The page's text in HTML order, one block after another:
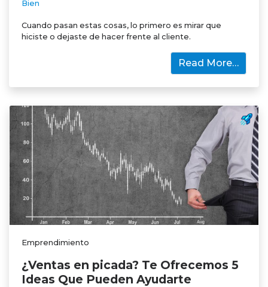
Bien
Cuando pasan estas cosas, lo primero es mirar que
hiciste o dejaste de hacer frente al cliente.
Read More…
Emprendimiento
¿Ventas en picada? Te Ofrecemos 5
Ideas Que Pueden Ayudarte